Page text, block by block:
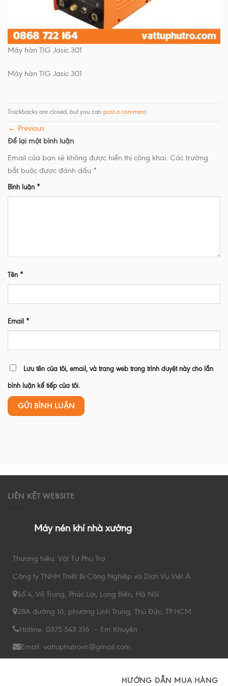
Máy hàn TIG Jasic 301
Máy hàn TIG Jasic 301
Trackbacks are closed, but you can post a comment.
← Previous
Để lại một bình luận
Email của bạn sẽ không được hiển thị công khai. Các trường
bắt buộc được đánh dấu *
Bình luận *
Tên *
Email *
Lưu tên của tôi, email, và trang web trong trình duyệt này cho lần
bình luận kế tiếp của tôi.
LIÊN KẾT WEBSITE
Máy nén khí nhà xưởng
Thương hiệu: Vật Tư Phụ Trợ
Công ty TNHH Thiết Bị Công Nghiệp và Dịch Vụ Việt Á
Số 4, Võ Trung, Phúc Lợi, Long Biên, Hà Nội
28A đường 16, phường Linh Trung, Thủ Đức, TP.HCM
Hotline: 0375 543 316 – Em Khuyên
Email: vattuphutrovn@gmail.com
HƯỚNG DẪN MUA HÀNG